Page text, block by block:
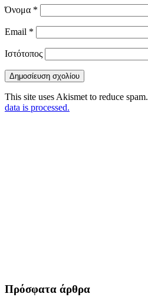
Όνομα *
Email *
Ιστότοπος
This site uses Akismet to reduce spam.
data is processed.
Πρόσφατα άρθρα